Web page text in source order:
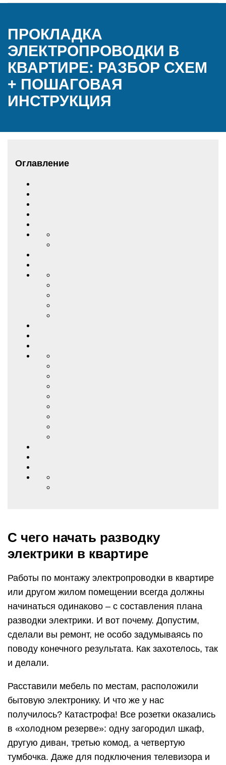
ПРОКЛАДКА
ЭЛЕКТРОПРОВОДКИ В
КВАРТИРЕ: РАЗБОР СХЕМ
+ ПОШАГОВАЯ
ИНСТРУКЦИЯ
Оглавление
С чего начать разводку
электрики в квартире
Работы по монтажу электропроводки в квартире
или другом жилом помещении всегда должны
начинаться одинаково – с составления плана
разводки электрики. И вот почему. Допустим,
сделали вы ремонт, не особо задумываясь по
поводу конечного результата. Как захотелось, так
и делали.
Расставили мебель по местам, расположили
бытовую электронику. И что же у нас
получилось? Катастрофа! Все розетки оказались
в «холодном резерве»: одну загородил шкаф,
другую диван, третью комод, а четвертую
тумбочка. Даже для подключения телевизора и